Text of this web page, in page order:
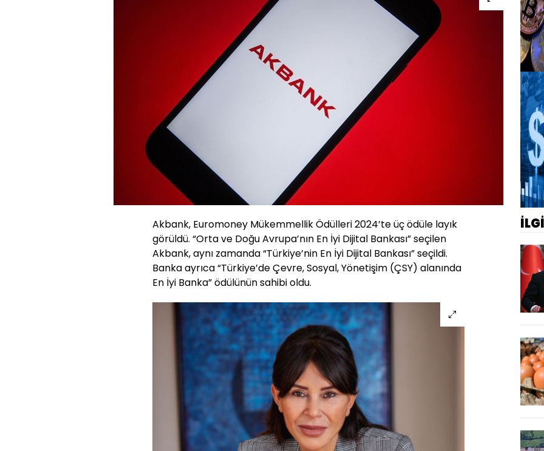
Akbank, Euromoney Mükemmellik Ödülleri 2024’te üç ödüle layık
görüldü. “Orta ve Doğu Avrupa’nın En İyi Dijital Bankası” seçilen
Akbank, aynı zamanda “Türkiye’nin En İyi Dijital Bankası” seçildi.
Banka ayrıca “Türkiye’de Çevre, Sosyal, Yönetişim (ÇSY) alanında
En İyi Banka” ödülünün sahibi oldu.